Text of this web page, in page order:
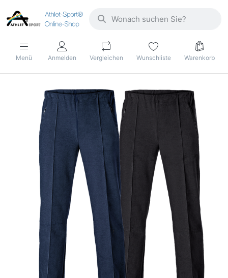
Menü Anmelden Vergleichen Wunschliste Warenkorb